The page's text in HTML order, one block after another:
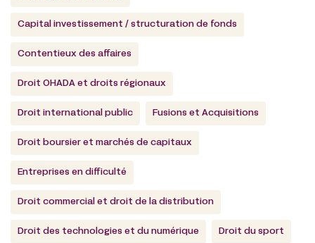
Capital investissement / structuration de fonds
Contentieux des affaires
Droit OHADA et droits régionaux
Droit international public Fusions et Acquisitions
Droit boursier et marchés de capitaux
Entreprises en difficulté
Droit commercial et droit de la distribution
Droit des technologies et du numérique Droit du sport